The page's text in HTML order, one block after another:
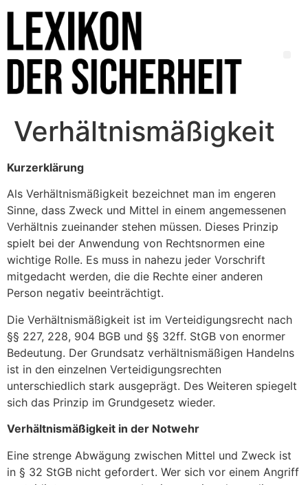
Verhältnismäßigkeit
Kurzerklärung
Als Verhältnismäßigkeit bezeichnet man im engeren
Sinne, dass Zweck und Mittel in einem angemessenen
Verhältnis zueinander stehen müssen. Dieses Prinzip
spielt bei der Anwendung von Rechtsnormen eine
wichtige Rolle. Es muss in nahezu jeder Vorschrift
mitgedacht werden, die die Rechte einer anderen
Person negativ beeinträchtigt.
Die Verhältnismäßigkeit ist im Verteidigungsrecht nach
§§ 227, 228, 904 BGB und §§ 32ff. StGB von enormer
Bedeutung. Der Grundsatz verhältnismäßigen Handelns
ist in den einzelnen Verteidigungsrechten
unterschiedlich stark ausgeprägt. Des Weiteren spiegelt
sich das Prinzip im Grundgesetz wieder.
Verhältnismäßigkeit in der Notwehr
Eine strenge Abwägung zwischen Mittel und Zweck ist
in § 32 StGB nicht gefordert. Wer sich vor einem Angriff